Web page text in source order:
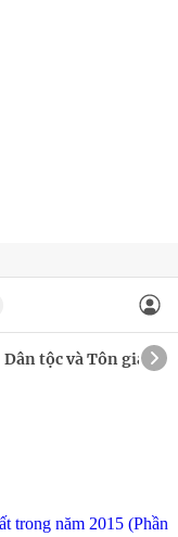
Dân tộc và Tôn giáo